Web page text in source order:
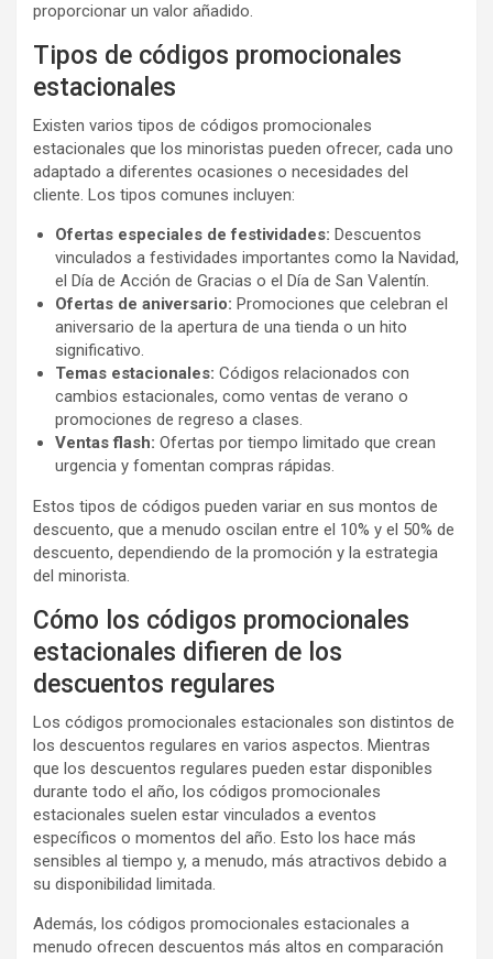
proporcionar un valor añadido.
Tipos de códigos promocionales
estacionales
Existen varios tipos de códigos promocionales
estacionales que los minoristas pueden ofrecer, cada uno
adaptado a diferentes ocasiones o necesidades del
cliente. Los tipos comunes incluyen:
Ofertas especiales de festividades: Descuentos
vinculados a festividades importantes como la Navidad,
el Día de Acción de Gracias o el Día de San Valentín.
Ofertas de aniversario: Promociones que celebran el
aniversario de la apertura de una tienda o un hito
significativo.
Temas estacionales: Códigos relacionados con
cambios estacionales, como ventas de verano o
promociones de regreso a clases.
Ventas flash: Ofertas por tiempo limitado que crean
urgencia y fomentan compras rápidas.
Estos tipos de códigos pueden variar en sus montos de
descuento, que a menudo oscilan entre el 10% y el 50% de
descuento, dependiendo de la promoción y la estrategia
del minorista.
Cómo los códigos promocionales
estacionales difieren de los
descuentos regulares
Los códigos promocionales estacionales son distintos de
los descuentos regulares en varios aspectos. Mientras
que los descuentos regulares pueden estar disponibles
durante todo el año, los códigos promocionales
estacionales suelen estar vinculados a eventos
específicos o momentos del año. Esto los hace más
sensibles al tiempo y, a menudo, más atractivos debido a
su disponibilidad limitada.
Además, los códigos promocionales estacionales a
menudo ofrecen descuentos más altos en comparación